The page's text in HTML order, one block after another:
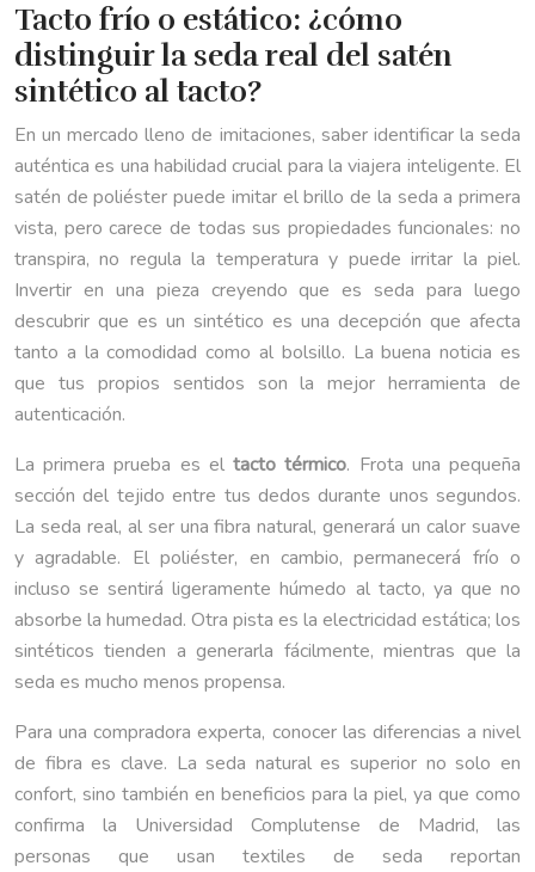
Tacto frío o estático: ¿cómo
distinguir la seda real del satén
sintético al tacto?
En un mercado lleno de imitaciones, saber identificar la seda
auténtica es una habilidad crucial para la viajera inteligente. El
satén de poliéster puede imitar el brillo de la seda a primera
vista, pero carece de todas sus propiedades funcionales: no
transpira, no regula la temperatura y puede irritar la piel.
Invertir en una pieza creyendo que es seda para luego
descubrir que es un sintético es una decepción que afecta
tanto a la comodidad como al bolsillo. La buena noticia es
que tus propios sentidos son la mejor herramienta de
autenticación.
La primera prueba es eltacto térmico. Frota una pequeña
sección del tejido entre tus dedos durante unos segundos.
La seda real, al ser una fibra natural, generará un calor suave
y agradable. El poliéster, en cambio, permanecerá frío o
incluso se sentirá ligeramente húmedo al tacto, ya que no
absorbe la humedad. Otra pista es la electricidad estática; los
sintéticos tienden a generarla fácilmente, mientras que la
seda es mucho menos propensa.
Para una compradora experta, conocer las diferencias a nivel
de fibra es clave. La seda natural es superior no solo en
confort, sino también en beneficios para la piel, ya que como
confirma la Universidad Complutense de Madrid, las
personas que usan textiles de seda reportan